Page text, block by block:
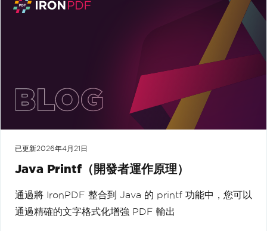
已更新2026年4月21日
Java Printf（開發者運作原理）
通過將 IronPDF 整合到 Java 的 printf 功能中，您可以
通過精確的文字格式化增強 PDF 輸出